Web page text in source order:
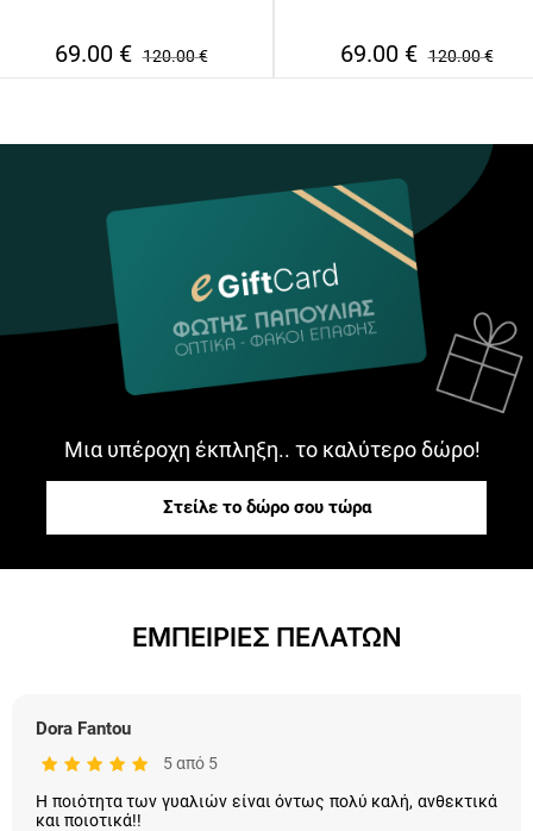
69.00 € 120.00€ 69.00 € 120.00€
Μια υπέροχη έκπληξη.. το καλύτερο δώρο!
Στείλε το δώρο σου τώρα
ΕΜΠΕΙΡΙΕΣ ΠΕΛΑΤΩΝ
Dora Fantou
5 από 5
Η ποιότητα των γυαλιών είναι όντως πολύ καλή, ανθεκτικά
και ποιοτικά!!